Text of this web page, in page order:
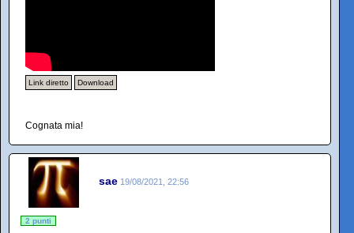
Link diretto Download
Cognata mia!
sae 19/08/2021, 22:56
2 punti